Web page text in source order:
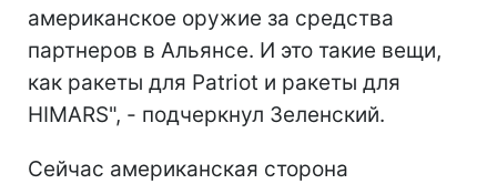
американское оружие за средства
партнеров в Альянсе. И это такие вещи,
как ракеты для Patriot и ракеты для
HIMARS", - подчеркнул Зеленский.
Сейчас американская сторона